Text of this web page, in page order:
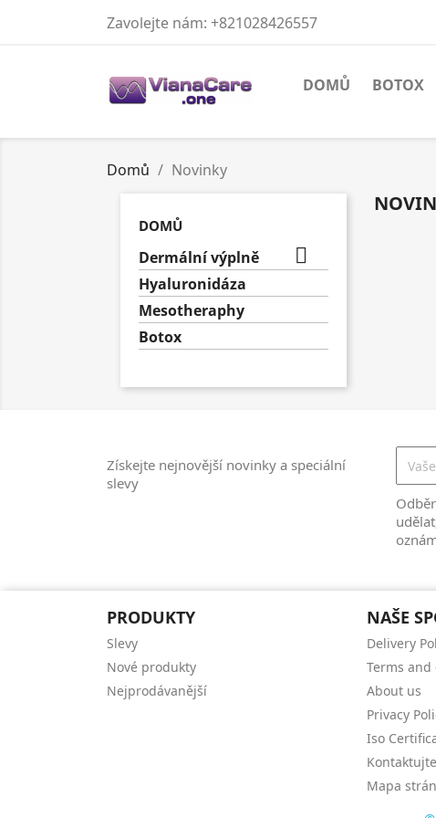
Zavolejte nám: +821028426557
DOMŮ BOTOX
Domů Novinky
DOMŮ
Dermální výplně 
Hyaluronidáza
Mesotheraphy
Botox
Získejte nejnovější novinky a speciální
slevy
PRODUKTY
Slevy
Nové produkty
Nejprodávanější
NAŠE
Delivery
Terms
About us
Privacy
Iso
Mapa